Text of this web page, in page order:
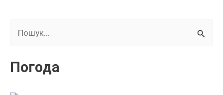
к
Погода